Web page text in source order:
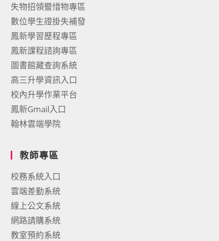
失物招領暨惜物專區
數位學生證掛失補發
鳳新學習歷程專區
鳳新課程諮詢專區
圖書館藏查詢系統
高三升學資訊入口
校內升學作業平台
鳳新Gmail入口
翰林雲端學院
教師專區
校務系統入口
雲端差勤系統
線上公文系統
網路請購系統
教室預約系統